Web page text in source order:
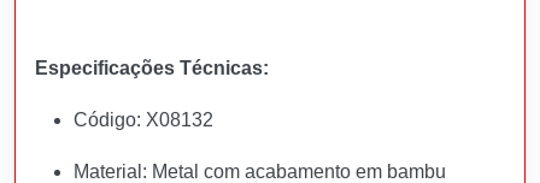
Especificações Técnicas:
Código: X08132
Material: Metal com acabamento em bambu